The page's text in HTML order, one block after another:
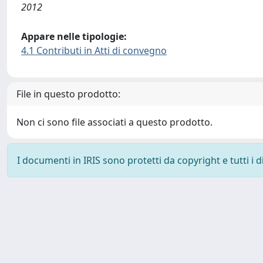
2012
Appare nelle tipologie:
4.1 Contributi in Atti di convegno
File in questo prodotto:
Non ci sono file associati a questo prodotto.
I documenti in IRIS sono protetti da copyright e tutti i